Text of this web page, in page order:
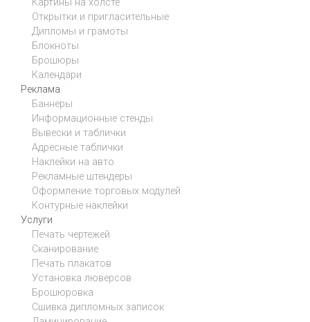
Открытки и пригласительные
Дипломы и грамоты
Блокноты
Брошюры
Календари
Реклама
Баннеры
Информационные стенды
Вывески и таблички
Адресные таблички
Наклейки на авто
Рекламные штендеры
Оформление торговых модулей
Контурные наклейки
Услуги
Печать чертежей
Сканирование
Печать плакатов
Установка люверсов
Брошюровка
Сшивка дипломных записок